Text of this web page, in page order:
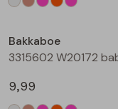
Bakkaboe
9,99